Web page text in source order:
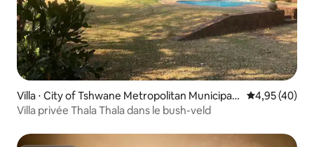
Villa ⋅ City of Tshwane Metropolitan Municipalit
y
Évaluation
4,95 (40)
Villa privée Thala Thala dans le bush-veld